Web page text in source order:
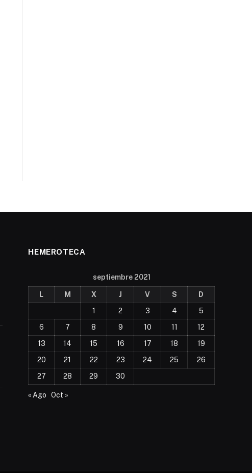
HEMEROTECA
septiembre 2021
L M X J V S
D
1
2 3 4
5
6
7 8 9 10 11
12
13
14 15 16 17 18
19
20
21 22 23 24 25
26
27
28 29 30
« Ago Oct »